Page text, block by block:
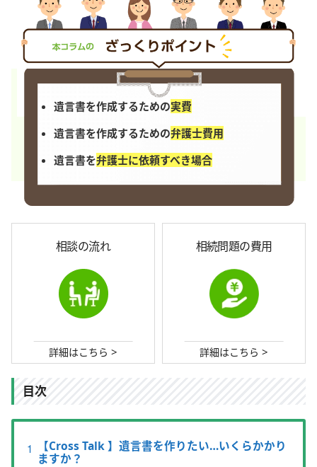
遺言書を作成するための実費
遺言書を作成するための弁護士費用
遺言書を弁護士に依頼すべき場合
相談の流れ
詳細はこちら >
相続問題の費用
詳細はこちら >
目次
【Cross Talk 】遺言書を作りたい…いくらかかり
ますか？